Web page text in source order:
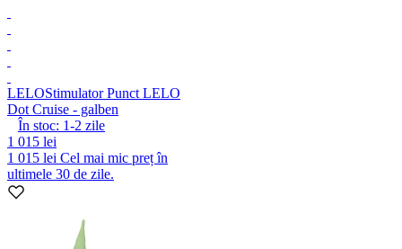
LELOStimulator Punct LELO
Dot Cruise - galben
În stoc: 1-2 zile
1 015 lei
1 015 lei Cel mai mic preț în
ultimele 30 de zile.